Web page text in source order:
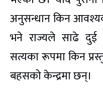
अनुसन्धान किन
भने राज्यले साढे दुई
सत्यका रूपमा किन
बहसको केन्द्रमा छन्।